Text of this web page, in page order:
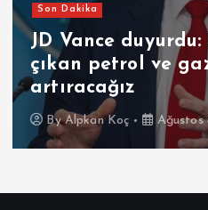
Son Dakika
JD Vance duyurdu:
çıkan petrol ve
artıracağız
ByAlpkan Koç Ağustos